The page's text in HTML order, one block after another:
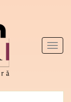
Toggle